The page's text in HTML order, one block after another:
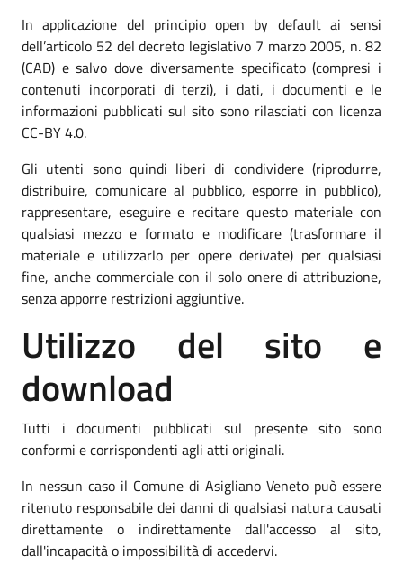
In applicazione del principio open by default ai sensi
dell’articolo 52 del decreto legislativo 7 marzo 2005, n. 82
(CAD) e salvo dove diversamente specificato (compresi i
contenuti incorporati di terzi), i dati, i documenti e le
informazioni pubblicati sul sito sono rilasciati con licenza
CC-BY 4.0.
Gli utenti sono quindi liberi di condividere (riprodurre,
distribuire, comunicare al pubblico, esporre in pubblico),
rappresentare, eseguire e recitare questo materiale con
qualsiasi mezzo e formato e modificare (trasformare il
materiale e utilizzarlo per opere derivate) per qualsiasi
fine, anche commerciale con il solo onere di attribuzione,
senza apporre restrizioni aggiuntive.
Utilizzo del sito e
download
Tutti i documenti pubblicati sul presente sito sono
conformi e corrispondenti agli atti originali.
In nessun caso il Comune di Asigliano Veneto può essere
ritenuto responsabile dei danni di qualsiasi natura causati
direttamente o indirettamente dall'accesso al sito,
dall'incapacità o impossibilità di accedervi.